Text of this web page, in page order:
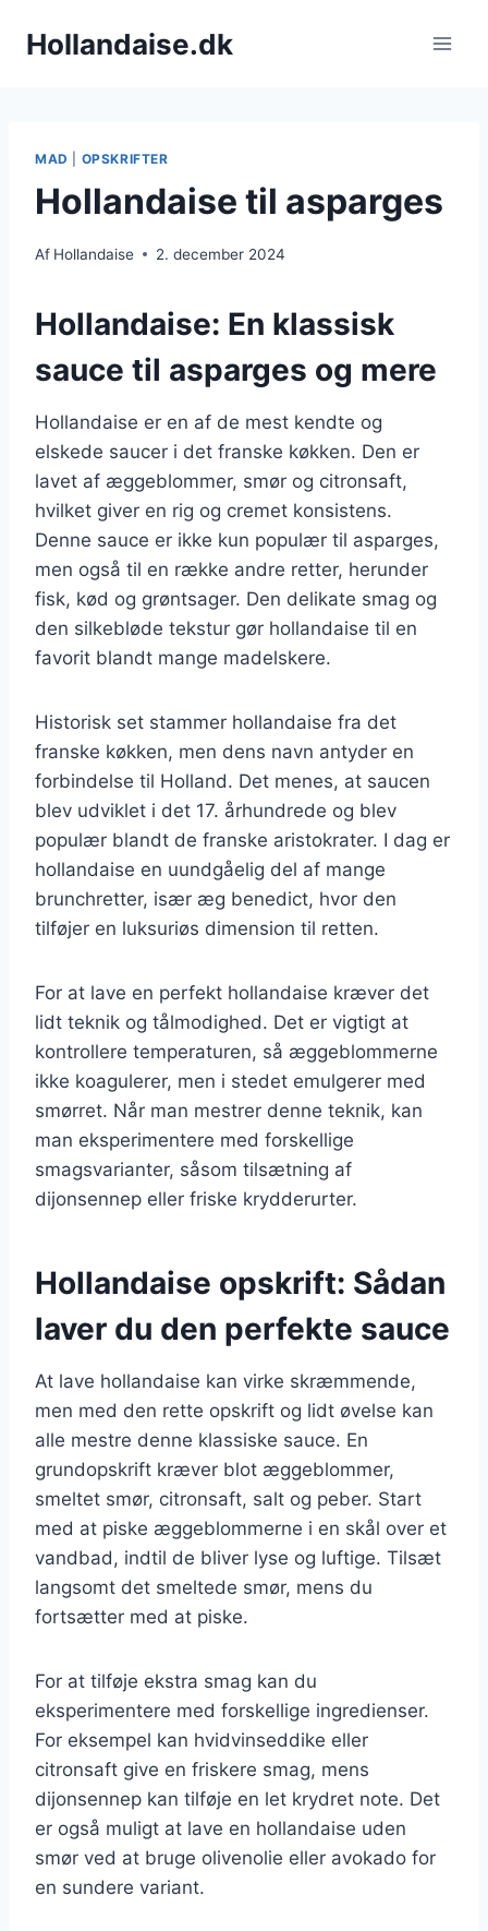
Hollandaise.dk
MAD OPSKRIFTER
Hollandaise til asparges
Af Hollandaise 2. december 2024
Hollandaise: En klassisk
sauce til asparges og mere
Hollandaise er en af de mest kendte og
elskede saucer i det franske køkken. Den er
lavet af æggeblommer, smør og citronsaft,
hvilket giver en rig og cremet konsistens.
Denne sauce er ikke kun populær til asparges,
men også til en række andre retter, herunder
fisk, kød og grøntsager. Den delikate smag og
den silkebløde tekstur gør hollandaise til en
favorit blandt mange madelskere.
Historisk set stammer hollandaise fra det
franske køkken, men dens navn antyder en
forbindelse til Holland. Det menes, at saucen
blev udviklet i det 17. århundrede og blev
populær blandt de franske aristokrater. I dag er
hollandaise en uundgåelig del af mange
brunchretter, især æg benedict, hvor den
tilføjer en luksuriøs dimension til retten.
For at lave en perfekt hollandaise kræver det
lidt teknik og tålmodighed. Det er vigtigt at
kontrollere temperaturen, så æggeblommerne
ikke koagulerer, men i stedet emulgerer med
smørret. Når man mestrer denne teknik, kan
man eksperimentere med forskellige
smagsvarianter, såsom tilsætning af
dijonsennep eller friske krydderurter.
Hollandaise opskrift: Sådan
laver du den perfekte sauce
At lave hollandaise kan virke skræmmende,
men med den rette opskrift og lidt øvelse kan
alle mestre denne klassiske sauce. En
grundopskrift kræver blot æggeblommer,
smeltet smør, citronsaft, salt og peber. Start
med at piske æggeblommerne i en skål over et
vandbad, indtil de bliver lyse og luftige. Tilsæt
langsomt det smeltede smør, mens du
fortsætter med at piske.
For at tilføje ekstra smag kan du
eksperimentere med forskellige ingredienser.
For eksempel kan hvidvinseddike eller
citronsaft give en friskere smag, mens
dijonsennep kan tilføje en let krydret note. Det
er også muligt at lave en hollandaise uden
smør ved at bruge olivenolie eller avokado for
en sundere variant.